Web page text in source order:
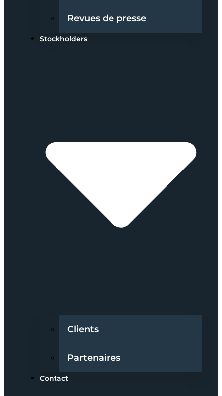
Revues de presse
Stockholders
Clients
Partenaires
Contact